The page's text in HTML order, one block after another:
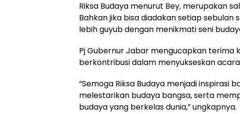
Riksa Budaya menurut Bey, merupakan
Bahkan jika bisa diadakan setiap
lebih guyub dengan menikmati seni
Pj Gubernur Jabar mengucapkan terima
berkontribusi dalam menyukseskan acara
“Semoga Riksa Budaya menjadi inspirasi
melestarikan budaya bangsa, serta
budaya yang berkelas dunia,” ungkapnya.